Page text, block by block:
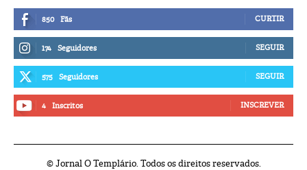
850 Fãs CURTIR
174 Seguidores SEGUIR
575 Seguidores SEGUIR
4 Inscritos INSCREVER
© Jornal O Templário. Todos os direitos reservados.